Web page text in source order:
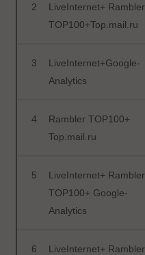
2
LiveInternet+ Rambler
TOP100+Top.mail.ru
3
LiveInternet+Google-
Analytics
4
Rambler TOP100+
Top.mail.ru
5
LiveInternet+ Rambler
TOP100+ Google-
Analytics
6
LiveInternet+ Rambler